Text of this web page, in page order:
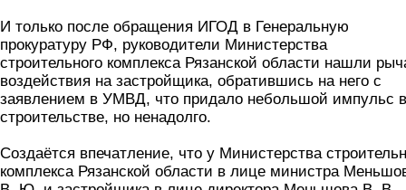
И только после обращения ИГОД в Генеральную
прокуратуру РФ, руководители Министерства
строительного комплекса Рязанской области нашли
воздействия на застройщика, обратившись на него с
заявлением в УМВД, что придало небольшой импульс в
строительстве, но ненадолго.
Создаётся впечатление, что у Министерства
комплекса Рязанской области в лице министра